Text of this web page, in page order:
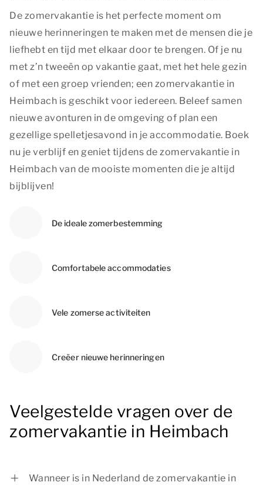
De zomervakantie is het perfecte moment om
nieuwe herinneringen te maken met de mensen die je
liefhebt en tijd met elkaar door te brengen. Of je nu
met z’n tweeën op vakantie gaat, met het hele gezin
of met een groep vrienden; een zomervakantie in
Heimbach is geschikt voor iedereen. Beleef samen
nieuwe avonturen in de omgeving of plan een
gezellige spelletjesavond in je accommodatie. Boek
nu je verblijf en geniet tijdens de zomervakantie in
Heimbach van de mooiste momenten die je altijd
bijblijven!
De ideale zomerbestemming
Comfortabele accommodaties
Vele zomerse activiteiten
Creëer nieuwe herinneringen
Veelgestelde vragen over de
zomervakantie in Heimbach
Wanneer is in Nederland de zomervakantie in